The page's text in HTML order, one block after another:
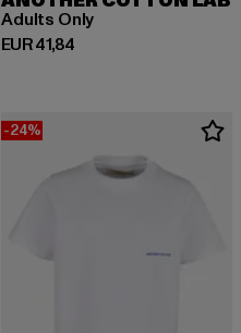
Adults Only
EUR 41,84
Huidige prijs: EUR 41,84
-24%